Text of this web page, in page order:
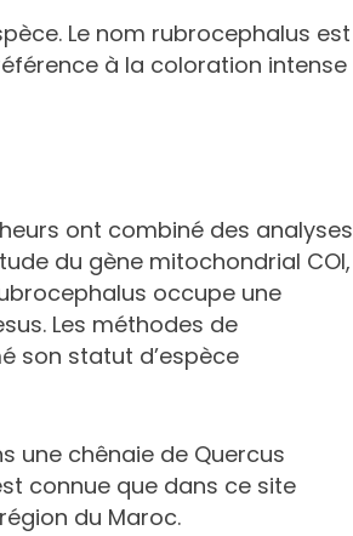
Le nom rubrocephalus est
à la coloration intense
ont combiné des analyses
du gène mitochondrial COI,
occupe une
Les méthodes de
son statut d’espèce
une chênaie de Quercus
connue que dans ce site
du Maroc.